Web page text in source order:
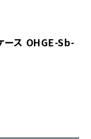
ース OHGE-Sb-